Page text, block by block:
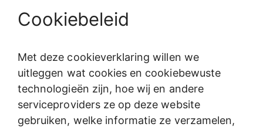
Cookiebeleid
Met deze cookieverklaring willen we
uitleggen wat cookies en cookiebewuste
technologieën zijn, hoe wij en andere
serviceproviders ze op deze website
gebruiken, welke informatie ze verzamelen,